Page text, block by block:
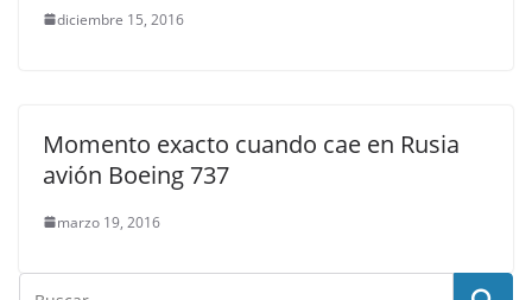
diciembre 15, 2016
Momento exacto cuando cae en Rusia
avión Boeing 737
marzo 19, 2016